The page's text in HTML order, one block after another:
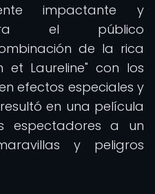
impactante y
el público
de la rica
et Laureline" con los
efectos especiales y
en una película
espectadores a un
y peligros